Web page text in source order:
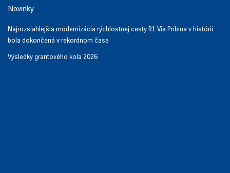
Novinky
Najrozsiahlejšia modernizácia rýchlostnej cesty R1 Via Pribina v histórii
bola dokončená v rekordnom čase
Výsledky grantového kola 2026